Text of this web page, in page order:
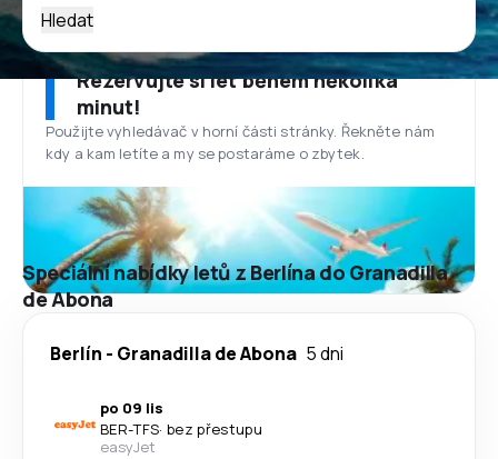
Hledat
Rezervujte si let během několika
minut!
Použijte vyhledávač v horní části stránky. Řekněte nám
kdy a kam letíte a my se postaráme o zbytek.
Speciální nabídky letů z Berlína do Granadilla
de Abona
Berlín - Granadilla de Abona 5 dni
po 09 lis
BER-TFS· bez přestupu
easyJet